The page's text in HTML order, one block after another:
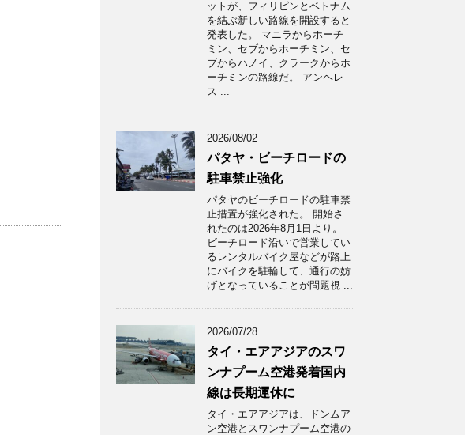
ットが、フィリピンとベトナム
を結ぶ新しい路線を開設すると
発表した。 マニラからホーチ
ミン、セブからホーチミン、セ
ブからハノイ、クラークからホ
ーチミンの路線だ。 アンヘレ
ス ...
2026/08/02
パタヤ・ビーチロードの
駐車禁止強化
パタヤのビーチロードの駐車禁
止措置が強化された。 開始さ
れたのは2026年8月1日より。
ビーチロード沿いで営業してい
るレンタルバイク屋などが路上
にバイクを駐輪して、通行の妨
げとなっていることが問題視 ...
2026/07/28
タイ・エアアジアのスワ
ンナプーム空港発着国内
線は長期運休に
タイ・エアアジアは、ドンムア
ン空港とスワンナプーム空港の